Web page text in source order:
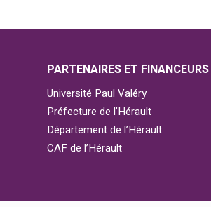
PARTENAIRES ET FINANCEURS
Université Paul Valéry
Préfecture de l’Hérault
Département de l’Hérault
CAF de l’Hérault